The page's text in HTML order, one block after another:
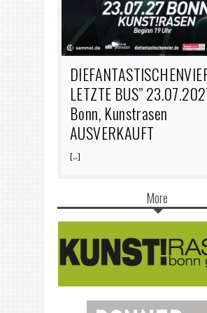
LETZTE BUS”
Bonn, Kunstrasen
AUSVERKAUFT
[…]
More